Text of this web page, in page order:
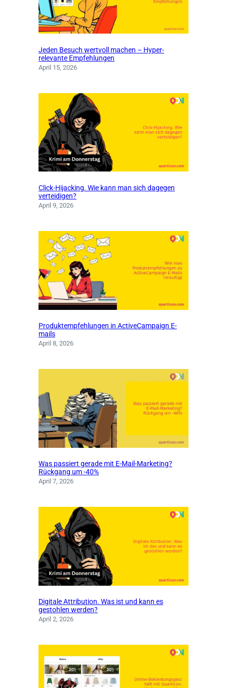
Jeden Besuch wertvoll machen – Hyper-
relevante Empfehlungen
April 15, 2026
Click-Hijacking. Wie kann man sich dagegen
verteidigen?
April 9, 2026
Produktempfehlungen in ActiveCampaign E-
mails
April 8, 2026
Was passiert gerade mit E-Mail-Marketing?
Rückgang um -40%
April 7, 2026
Digitale Attribution. Was ist und kann es
gestohlen werden?
April 2, 2026